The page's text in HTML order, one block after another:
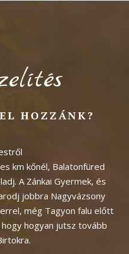
HOZZÁNK?
km kőnél, Balatonfüred
A Zánkai Gyermek, és
jobbra Nagyvázsony
még Tagyon falu előtt
hogyan jutsz tovább